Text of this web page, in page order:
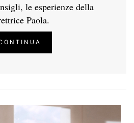
le esperienze della
Paola.